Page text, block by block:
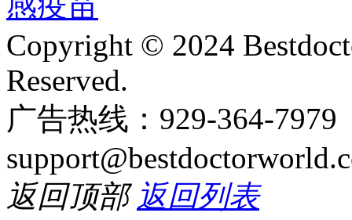
Copyright © 2024
Reserved.
广告热线：929-364-
返回顶部 返回列表